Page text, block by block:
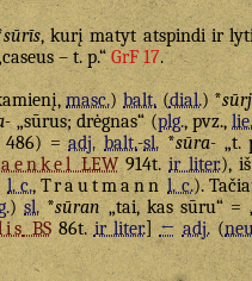
sūrīs, kurį matyt atspindi ir
– t. p.“GrF 17.
masc.)balt. (dial.) *
„sūrus; drėgnas“ (plg., pvz.,lie.
=adj. balt.-sl.*sūra-„t.
LEW914t.ir liter.),
l. c.,Trautmann l. c.).
)sl.*sūran„tai, kas sūru“ =
BS86t.ir liter.]← adj.(